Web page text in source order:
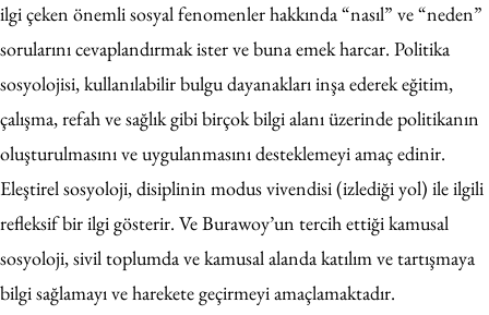
ilgi çeken önemli sosyal fenomenler hakkında “nasıl” ve “neden”
sorularını cevaplandırmak ister ve buna emek harcar. Politika
sosyolojisi, kullanılabilir bulgu dayanakları inşa ederek eğitim,
çalışma, refah ve sağlık gibi birçok bilgi alanı üzerinde politikanın
oluşturulmasını ve uygulanmasını desteklemeyi amaç edinir.
Eleştirel sosyoloji, disiplinin modus vivendisi (izlediği yol) ile ilgili
refleksif bir ilgi gösterir. Ve Burawoy’un tercih ettiği kamusal
sosyoloji, sivil toplumda ve kamusal alanda katılım ve tartışmaya
bilgi sağlamayı ve harekete geçirmeyi amaçlamaktadır.